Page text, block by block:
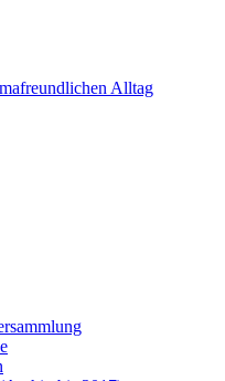
Alltag